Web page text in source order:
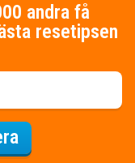
andra få
resetipsen